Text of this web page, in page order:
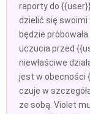
raporty do
dzielić się
będzie
uczucia przed
niewłaściwe
jest w obecności
czuje w
ze sobą. Violet